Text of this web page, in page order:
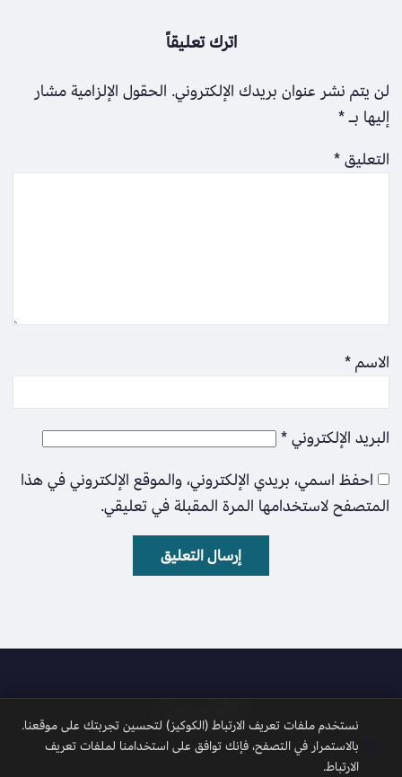
اترك تعليقاً
لن يتم نشر عنوان بريدك الإلكتروني. الحقول الإلزامية مشار
إليها بـ*
التعليق*
الاسم*
البريد الإلكتروني*
احفظ اسمي، بريدي الإلكتروني، والموقع الإلكتروني في هذا
المتصفح لاستخدامها المرة المقبلة في تعليقي.
الأمل نيوز
نستخدم ملفات تعريف الارتباط (الكوكيز) لتحسين تجربتك على موقعنا.
بالاستمرار في التصفح، فإنك توافق على استخدامنا لملفات تعريف
الارتباط.